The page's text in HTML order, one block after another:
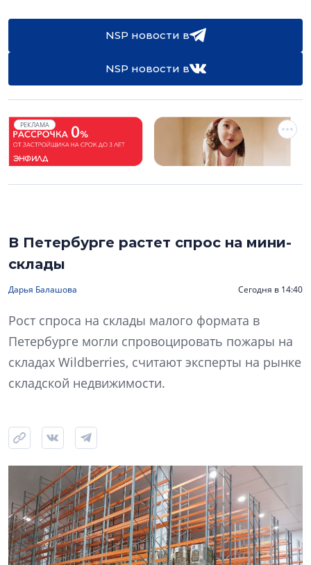
NSP новости в
NSP новости в
РЕКЛАМА
В Петербурге растет спрос на мини-
склады
Дарья Балашова Сегодня в 14:40
Рост спроса на склады малого формата в
Петербурге могли спровоцировать пожары на
складах Wildberries, считают эксперты на рынке
складской недвижимости.